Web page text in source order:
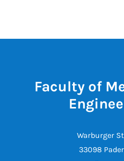
Faculty of
Warburger
33098